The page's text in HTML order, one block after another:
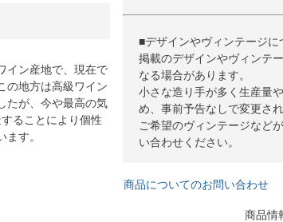
イン産地で、現在で
の地方は高級ワイン
たが、今や最高の気
ることにより個性
す。
■デザインやヴィンテージに
掲載のデザインやヴィンテ
なる場合があります。
小さな造り手が多く生産量
め、事前予告なしで変更さ
ご希望のヴィンテージなど
い合わせください。
商品についてのお問い合わせ
商品情